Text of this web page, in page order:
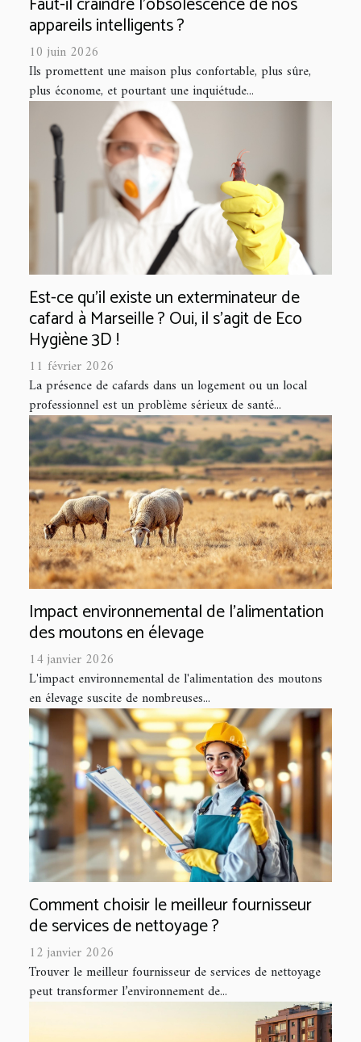
appareils intelligents ?
10 juin 2026
Ils promettent une maison plus confortable, plus sûre,
plus économe, et pourtant une inquiétude...
Est-ce qu’il existe un exterminateur de
cafard à Marseille ? Oui, il s'agit de Eco
Hygiène 3D !
11 février 2026
La présence de cafards dans un logement ou un local
professionnel est un problème sérieux de santé...
Impact environnemental de l'alimentation
des moutons en élevage
14 janvier 2026
L'impact environnemental de l'alimentation des moutons
en élevage suscite de nombreuses...
Comment choisir le meilleur fournisseur
de services de nettoyage ?
12 janvier 2026
Trouver le meilleur fournisseur de services de nettoyage
peut transformer l’environnement de...